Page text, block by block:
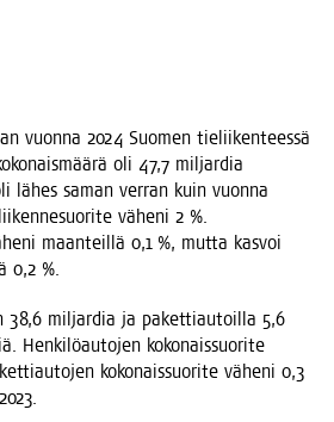
vuon­na 2024 Suo­men tie­lii­ken­tees­sä
oli 47,7 mil­jar­dia
lähes saman ver­ran kuin vuon­na
vähe­ni 2 %.
maan­teil­lä 0,1 %, mut­ta kas­voi
0,2 %.
38,6 mil­jar­dia ja paket­ti­au­toil­la 5,6
Hen­ki­lö­au­to­jen koko­nais­suo­ri­te
koko­nais­suo­ri­te vähe­ni 0,3